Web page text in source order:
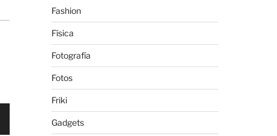
Fashion
Física
Fotografía
Fotos
Friki
Gadgets